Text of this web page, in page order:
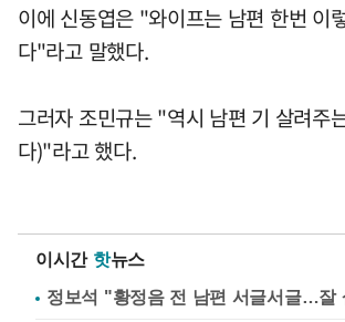
이에 신동엽은 "와이프는 남편 한번 이
다"라고 말했다.
그러자 조민규는 "역시 남편 기 살려주
다)"라고 했다.
이시간 핫뉴스
정보석 "황정음 전 남편 서글서글…잘